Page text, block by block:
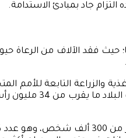
جاد بمبادئ الاستدامة.
فقد الآلاف من الرعاة
التابعة للأمم
البلاد، مشيرًا إلى أن
تتفاقم هذه الأزمة في ظل موجات متكررة من